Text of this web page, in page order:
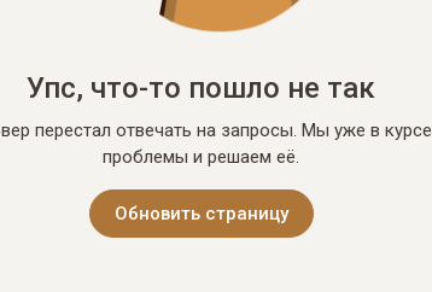
Упс, что-то пошло не так
перестал отвечать на запросы. Мы уже в курсе
проблемы и решаем её.
Обновить страницу